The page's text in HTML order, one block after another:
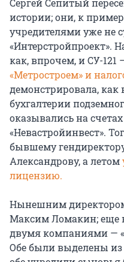
Сергей Сепитый
истории; они, к
учредителями уже не
«Интерстройпроект».
как, впрочем, и СУ-121
«Метростроем» и
демонстрировала, как
бухгалтерии
оказывались на
«Невастройинвест».
бывшему
Александрову, а летом
лицензию.
Нынешним
Максим Ломакин; еще
двумя компаниями —
Обе были выделены из